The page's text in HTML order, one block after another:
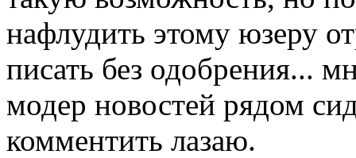
нафлудить этому юзеру
писать без одобрения...
модер новостей рядом
комментить лазаю.